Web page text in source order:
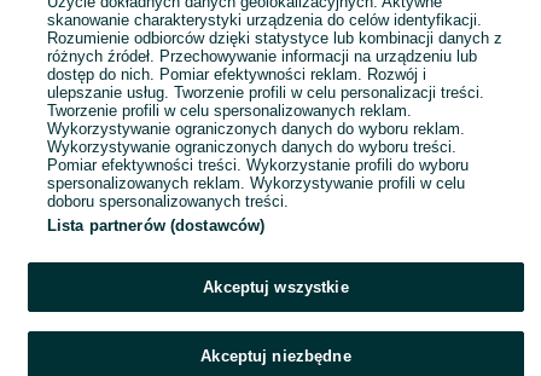
Konradów-Kolonia Kaszubska
28 lipca 2026
1 2 3 4 5
skanowanie charakterystyki urządzenia do celów identyfikacji.
Rozumienie odbiorców dzięki statystyce lub kombinacji danych z
różnych źródeł. Przechowywanie informacji na urządzeniu lub
dostęp do nich. Pomiar efektywności reklam. Rozwój i
ulepszanie usług. Tworzenie profili w celu personalizacji treści.
Tworzenie profili w celu spersonalizowanych reklam.
Wykorzystywanie ograniczonych danych do wyboru reklam.
Wykorzystywanie ograniczonych danych do wyboru treści.
Pomiar efektywności treści. Wykorzystanie profili do wyboru
spersonalizowanych reklam. Wykorzystywanie profili w celu
doboru spersonalizowanych treści.
Lista partnerów (dostawców)
Akceptuj wszystkie
Akceptuj niezbędne